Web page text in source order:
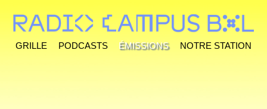
Grille Podcasts Émissions Notre station